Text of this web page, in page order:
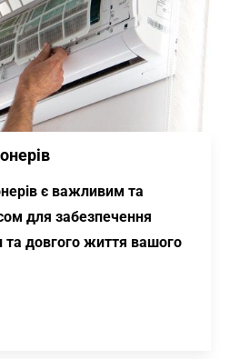
є важливим та
для забезпечення
та довгого життя вашого